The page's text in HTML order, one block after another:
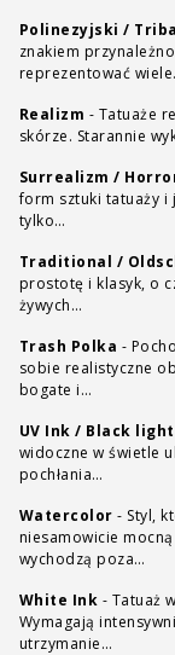
Polinezyjski /
znakiem
reprezentować
Realizm - Tatuaże
skórze. Starannie
Surrealizm /
form sztuki tatuaży i
tylko…
Traditional /
prostotę i klasyk, o
żywych…
Trash Polka -
sobie realistyczne
bogate i…
UV Ink / Black light
widoczne w świetle
pochłania…
Watercolor - Styl,
niesamowicie
wychodzą poza…
White Ink - Tatuaż
Wymagają
utrzymanie…